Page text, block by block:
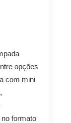
opções
com mini
formato